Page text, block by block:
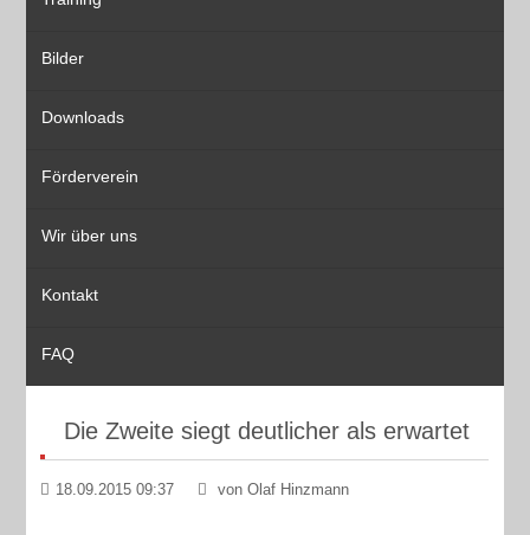
Bilder
Downloads
Förderverein
Wir über uns
Kontakt
FAQ
Die Zweite siegt deutlicher als erwartet
18.09.2015 09:37 von Olaf Hinzmann